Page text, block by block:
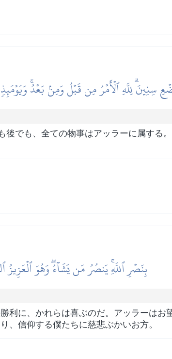
سِنِينَۗ لِلَّهِ ٱلۡأَمۡرُ مِن قَبۡلُ وَمِنۢ بَعۡدُۚ
でも、全ての物事はアッラーに属する
بِنَصۡرِ ٱللَّهِۚ يَنصُرُ مَن يَشَآءُۖ وَهُوَ ٱلۡعَزِيزُ
利に、かれらは喜ぶのだ。アッラーはお
、信仰する僕たちに慈悲ぶかいお方。